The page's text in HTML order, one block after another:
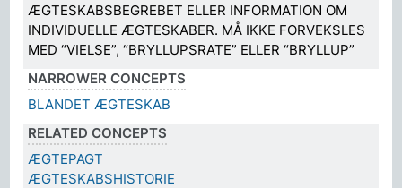
ÆGTESKABSBEGREBET ELLER INFORMATION OM
INDIVIDUELLE ÆGTESKABER. MÅ IKKE FORVEKSLES
MED “VIELSE”, “BRYLLUPSRATE” ELLER “BRYLLUP”
NARROWER CONCEPTS
BLANDET ÆGTESKAB
RELATED CONCEPTS
ÆGTEPAGT
ÆGTESKABSHISTORIE